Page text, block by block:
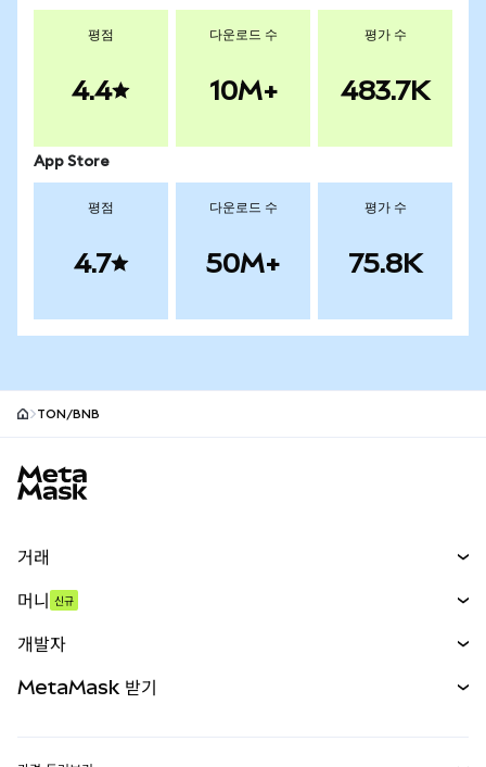
평점
4.4
다운로드 수
10M+
평가 수
483.7K
App Store
평점
4.7
다운로드 수
50M+
평가 수
75.8K
TON/BNB
거래
무기한 선물
실물자산
머니 신규
개발자
MetaMask 받기